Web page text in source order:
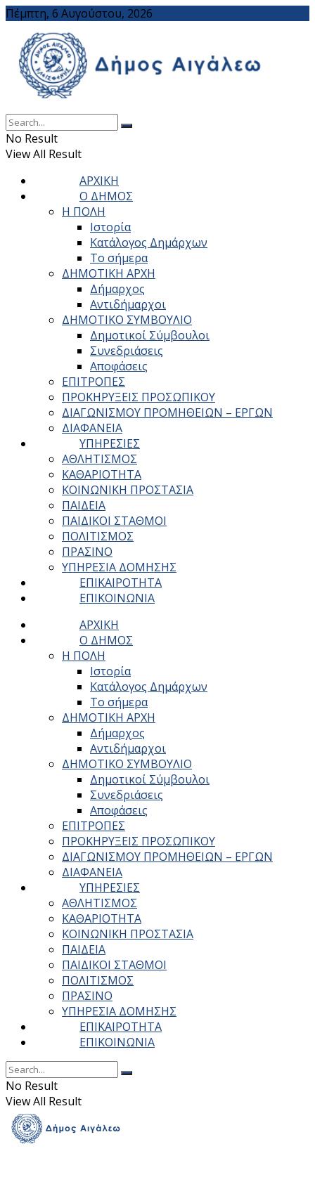
Πέμπτη, 6 Αυγούστου, 2026
No Result
View All Result
ΑΡΧΙΚΗ
Ο ΔΗΜΟΣ
Η ΠΟΛΗ
Ιστορία
Κατάλογος Δημάρχων
Το σήμερα
ΔΗΜΟΤΙΚΗ ΑΡΧΗ
Δήμαρχος
Αντιδήμαρχοι
ΔΗΜΟΤΙΚΟ ΣΥΜΒΟΥΛΙΟ
Δημοτικοί Σύμβουλοι
Συνεδριάσεις
Αποφάσεις
ΕΠΙΤΡΟΠΕΣ
ΠΡΟΚΗΡΥΞΕΙΣ ΠΡΟΣΩΠΙΚΟΥ
ΔΙΑΓΩΝΙΣΜΟΥ ΠΡΟΜΗΘΕΙΩΝ – ΕΡΓΩΝ
ΔΙΑΦΑΝΕΙΑ
ΥΠΗΡΕΣΙΕΣ
ΑΘΛΗΤΙΣΜΟΣ
ΚΑΘΑΡΙΟΤΗΤΑ
ΚΟΙΝΩΝΙΚΗ ΠΡΟΣΤΑΣΙΑ
ΠΑΙΔΕΙΑ
ΠΑΙΔΙΚΟΙ ΣΤΑΘΜΟΙ
ΠΟΛΙΤΙΣΜΟΣ
ΠΡΑΣΙΝΟ
ΥΠΗΡΕΣΙΑ ΔΟΜΗΣΗΣ
ΕΠΙΚΑΙΡΟΤΗΤΑ
ΕΠΙΚΟΙΝΩΝΙΑ
ΑΡΧΙΚΗ
Ο ΔΗΜΟΣ
Η ΠΟΛΗ
Ιστορία
Κατάλογος Δημάρχων
Το σήμερα
ΔΗΜΟΤΙΚΗ ΑΡΧΗ
Δήμαρχος
Αντιδήμαρχοι
ΔΗΜΟΤΙΚΟ ΣΥΜΒΟΥΛΙΟ
Δημοτικοί Σύμβουλοι
Συνεδριάσεις
Αποφάσεις
ΕΠΙΤΡΟΠΕΣ
ΠΡΟΚΗΡΥΞΕΙΣ ΠΡΟΣΩΠΙΚΟΥ
ΔΙΑΓΩΝΙΣΜΟΥ ΠΡΟΜΗΘΕΙΩΝ – ΕΡΓΩΝ
ΔΙΑΦΑΝΕΙΑ
ΥΠΗΡΕΣΙΕΣ
ΑΘΛΗΤΙΣΜΟΣ
ΚΑΘΑΡΙΟΤΗΤΑ
ΚΟΙΝΩΝΙΚΗ ΠΡΟΣΤΑΣΙΑ
ΠΑΙΔΕΙΑ
ΠΑΙΔΙΚΟΙ ΣΤΑΘΜΟΙ
ΠΟΛΙΤΙΣΜΟΣ
ΠΡΑΣΙΝΟ
ΥΠΗΡΕΣΙΑ ΔΟΜΗΣΗΣ
ΕΠΙΚΑΙΡΟΤΗΤΑ
ΕΠΙΚΟΙΝΩΝΙΑ
No Result
View All Result